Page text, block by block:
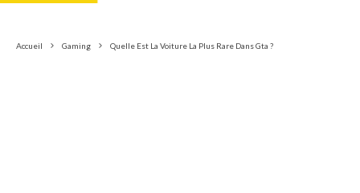
Accueil Gaming Quelle Est La Voiture La Plus Rare Dans Gta ?